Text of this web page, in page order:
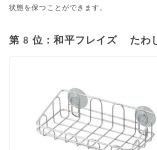
状態を保つことができます。
第8位：和平フレイズ たわ